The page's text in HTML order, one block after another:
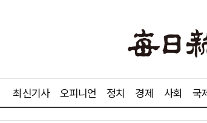
최신기사 오피니언 정치 경제 사회 국